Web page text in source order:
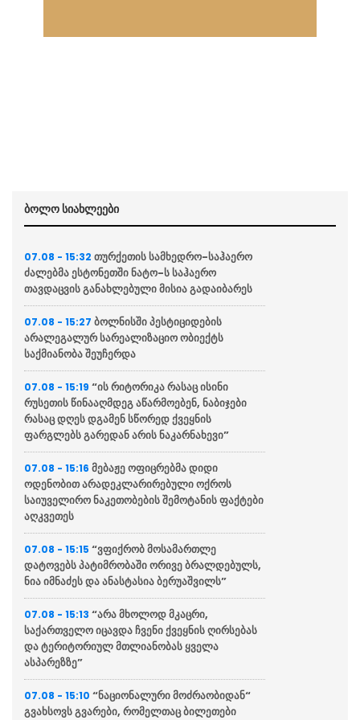
ბოლო სიახლეები
07.08 - 15:32 თურქეთის სამხედრო-საჰაერო
ძალებმა ესტონეთში ნატო-ს საჰაერო
თავდაცვის განახლებული მისია გადაიბარეს
07.08 - 15:27 ბოლნისში პესტიციდების
არალეგალურ სარეალიზაციო ობიექტს
საქმიანობა შეუჩერდა
07.08 - 15:19 “ის რიტორიკა რასაც ისინი
რუსეთის წინააღმდეგ აწარმოებენ, ნაბიჯები
რასაც დღეს დგამენ სწორედ ქვეყნის
ფარგლებს გარედან არის ნაკარნახევი”
07.08 - 15:16 მებაჟე ოფიცრებმა დიდი
ოდენობით არადეკლარირებული ოქროს
საიუველირო ნაკეთობების შემოტანის ფაქტები
აღკვეთეს
07.08 - 15:15 “ვფიქრობ მოსამართლე
დატოვებს პატიმრობაში ორივე ბრალდებულს,
ნია იმნაძეს და ანასტასია ბერუაშვილს”
07.08 - 15:13 “არა მხოლოდ მკაცრი,
საქართველო იცავდა ჩვენი ქვეყნის ღირსებას
და ტერიტორიულ მთლიანობას ყველა
ასპარეზზე”
07.08 - 15:10 “ნაციონალური მოძრაობიდან“
გვახსოვს გვარები, რომელთაც ბილეთები